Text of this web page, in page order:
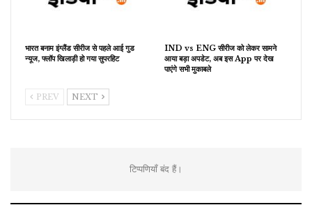
भारत बनाम इंग्लैंड सीरीज से पहले आई गुड
न्यूज, फ्लॉप खिलाड़ी हो गया सुपरहिट
IND vs ENG सीरीज को लेकर सामने
आया बड़ा अपडेट, अब इस App पर देख
पाएंगे सभी मुकाबले
PREV NEXT
टिप्पणियाँ बंद हैं।